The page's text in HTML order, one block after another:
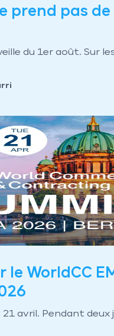
prend pas de
du 1er août. Sur
le WorldCC
21 avril. Pendant deux